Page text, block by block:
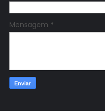
Mensagem *